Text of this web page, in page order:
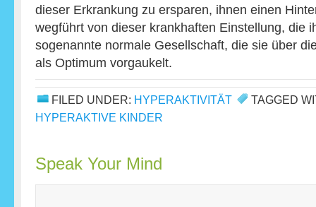
dieser Erkrankung zu ersparen, ihnen einen
wegführt von dieser krankhaften Einstellung, die
sogenannte normale Gesellschaft, die sie über
als Optimum vorgaukelt.
FILED UNDER: HYPERAKTIVITÄT
TAGGED
HYPERAKTIVE KINDER
Speak Your Mind